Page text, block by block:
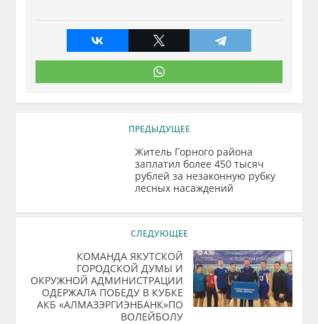
ПРЕДЫДУЩЕЕ
Житель Горного района
заплатил более 450 тысяч
рублей за незаконную рубку
лесных насаждений
СЛЕДУЮЩЕЕ
​КОМАНДА ЯКУТСКОЙ
ГОРОДСКОЙ ДУМЫ И
ОКРУЖНОЙ АДМИНИСТРАЦИИ
ОДЕРЖАЛА ПОБЕДУ В КУБКЕ
АКБ «АЛМАЗЭРГИЭНБАНК»ПО
ВОЛЕЙБОЛУ